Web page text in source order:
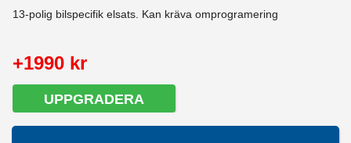
13-polig bilspecifik elsats. Kan kräva omprogramering
+1990 kr
UPPGRADERA